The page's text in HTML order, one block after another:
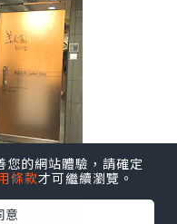
的網站體驗，請確定
條款才可繼續瀏覽。
意